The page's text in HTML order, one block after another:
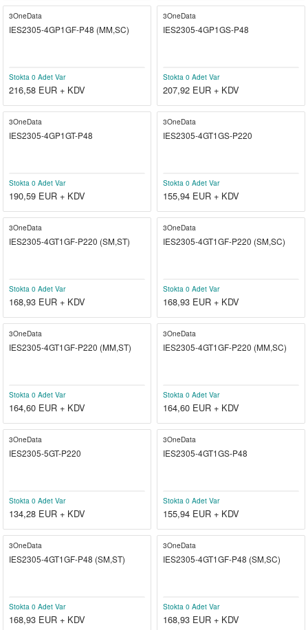
3OneData
IES2305-4GP1GF-P48 (MM,SC)
Stokta 0 Adet Var
216,58 EUR + KDV
3OneData
IES2305-4GP1GS-P48
Stokta 0 Adet Var
207,92 EUR + KDV
3OneData
IES2305-4GP1GT-P48
Stokta 0 Adet Var
190,59 EUR + KDV
3OneData
IES2305-4GT1GS-P220
Stokta 0 Adet Var
155,94 EUR + KDV
3OneData
IES2305-4GT1GF-P220 (SM,ST)
Stokta 0 Adet Var
168,93 EUR + KDV
3OneData
IES2305-4GT1GF-P220 (SM,SC)
Stokta 0 Adet Var
168,93 EUR + KDV
3OneData
IES2305-4GT1GF-P220 (MM,ST)
Stokta 0 Adet Var
164,60 EUR + KDV
3OneData
IES2305-4GT1GF-P220 (MM,SC)
Stokta 0 Adet Var
164,60 EUR + KDV
3OneData
IES2305-5GT-P220
Stokta 0 Adet Var
134,28 EUR + KDV
3OneData
IES2305-4GT1GS-P48
Stokta 0 Adet Var
155,94 EUR + KDV
3OneData
IES2305-4GT1GF-P48 (SM,ST)
Stokta 0 Adet Var
168,93 EUR + KDV
3OneData
IES2305-4GT1GF-P48 (SM,SC)
Stokta 0 Adet Var
168,93 EUR + KDV